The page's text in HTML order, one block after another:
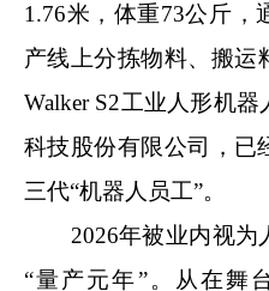
1.76米，体重73公斤，
产线上分拣物料、搬
Walker S2工业人形机
科技股份有限公司，已
三代“机器人员工”。
2026年被业内视为
“量产元年”。从在舞